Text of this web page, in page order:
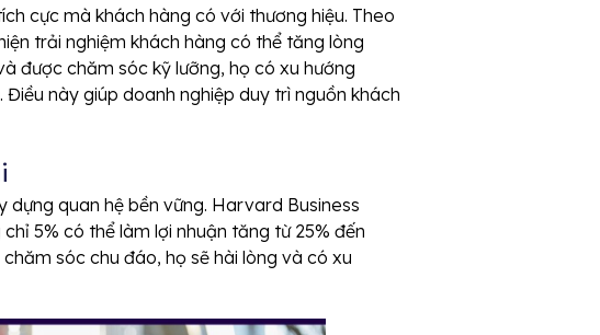
cực mà khách hàng có với thương hiệu. Theo
trải nghiệm khách hàng có thể tăng lòng
được chăm sóc kỹ lưỡng, họ có xu hướng
này giúp doanh nghiệp duy trì nguồn khách
quan hệ bền vững. Harvard Business
5% có thể làm lợi nhuận tăng từ 25% đến
sóc chu đáo, họ sẽ hài lòng và có xu